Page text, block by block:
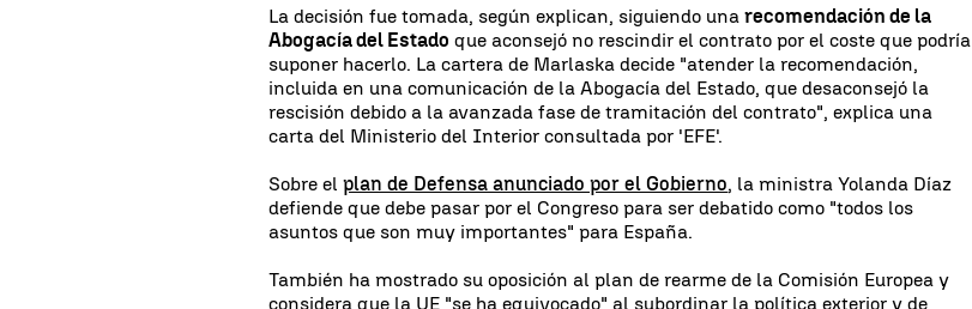
La decisión fue tomada, según explican, siguiendo unarecomendación de la
Abogacía del Estado que aconsejó no rescindir el contrato por el coste que podría
suponer hacerlo. La cartera de Marlaska decide "atender la recomendación,
incluida en una comunicación de la Abogacía del Estado, que desaconsejó la
rescisión debido a la avanzada fase de tramitación del contrato", explica una
carta del Ministerio del Interior consultada por 'EFE'.
Sobre elplan de Defensa anunciado por el Gobierno, la ministra Yolanda Díaz
defiende que debe pasar por el Congreso para ser debatido como "todos los
asuntos que son muy importantes" para España.
También ha mostrado su oposición al plan de rearme de la Comisión Europea y
considera que la UE "se ha equivocado" al subordinar la política exterior y de